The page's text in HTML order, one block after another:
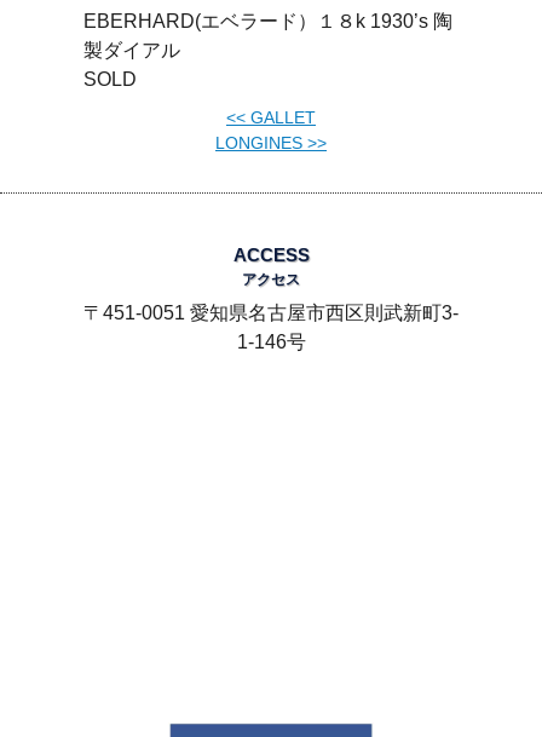
EBERHARD(エベラード）１８k 1930’s 陶
製ダイアル
SOLD
<< GALLET
LONGINES >>
ACCESS
アクセス
〒451-0051 愛知県名古屋市西区則武新町3-
1-146号